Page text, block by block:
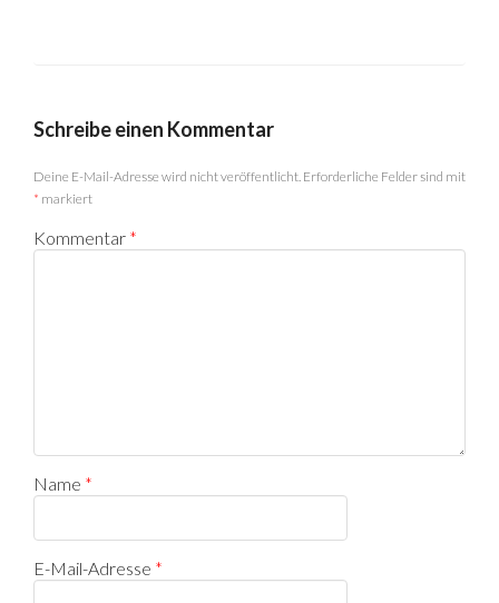
Schreibe einen Kommentar
Deine E-Mail-Adresse wird nicht veröffentlicht. Erforderliche Felder sind mit
* markiert
Kommentar *
Name *
E-Mail-Adresse *